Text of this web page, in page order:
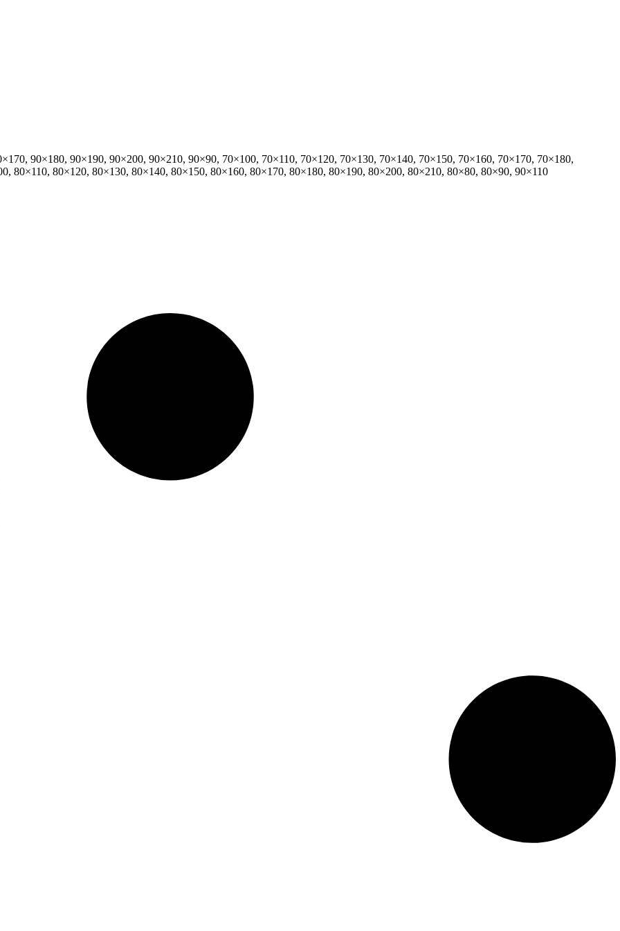
90×180, 90×190, 90×200, 90×210, 90×90, 70×100, 70×110, 70×120, 70×130, 70×140, 70×150, 70×160, 70×170, 70×180,
80×110, 80×120, 80×130, 80×140, 80×150, 80×160, 80×170, 80×180, 80×190, 80×200, 80×210, 80×80, 80×90, 90×110